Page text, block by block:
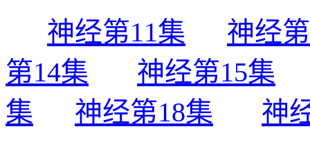
神经第11集
神经
第14集
神经第15集
集
神经第18集 神